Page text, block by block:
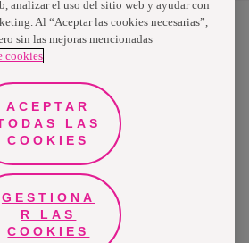
- una compañía global líder en
servicios y soluciones. Nuestro
por el bienestar en beneficio de
cuidadores, clientes y la sociedad en
150 países bajo las
TENA y Tork, así como otras marcas
Knix, Leukoplast, Libero, Libresse,
Saba, Tempo, TOM Organic y Zewa. En
aproximadamente 13 mil millones de
La sede de la compañía está
y Essity cotiza en Nasdaq Estocolmo.
.
analizar el uso del sitio web y ayudar con
Al “Aceptar las cookies necesarias”,
sin las mejoras mencionadas
cookies
ACEPTAR
LAS
COOKIES
GESTIONA
R LAS
COOKIES